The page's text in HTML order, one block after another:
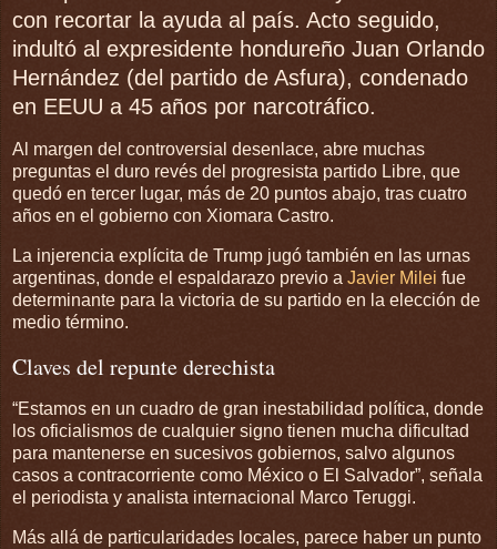
con recortar la ayuda al país. Acto seguido,
indultó al expresidente hondureño Juan Orlando
Hernández (del partido de Asfura), condenado
en EEUU a 45 años por narcotráfico.
Al margen del controversial desenlace, abre muchas
preguntas el duro revés del progresista partido Libre, que
quedó en tercer lugar, más de 20 puntos abajo, tras cuatro
años en el gobierno con Xiomara Castro.
La injerencia explícita de Trump jugó también en las urnas
argentinas, donde el espaldarazo previo a Javier Milei fue
determinante para la victoria de su partido en la elección de
medio término.
Claves del repunte derechista
“Estamos en un cuadro de gran inestabilidad política, donde
los oficialismos de cualquier signo tienen mucha dificultad
para mantenerse en sucesivos gobiernos, salvo algunos
casos a contracorriente como México o El Salvador”, señala
el periodista y analista internacional Marco Teruggi.
Más allá de particularidades locales, parece haber un punto